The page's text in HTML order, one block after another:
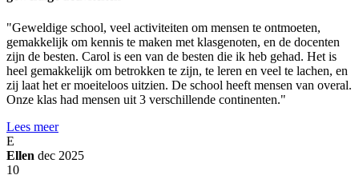
"Geweldige school, veel activiteiten om mensen te ontmoeten,
gemakkelijk om kennis te maken met klasgenoten, en de docenten
zijn de besten. Carol is een van de besten die ik heb gehad. Het is
heel gemakkelijk om betrokken te zijn, te leren en veel te lachen, en
zij laat het er moeiteloos uitzien. De school heeft mensen van overal.
Onze klas had mensen uit 3 verschillende continenten."
Lees meer
E
Ellen dec 2025
10